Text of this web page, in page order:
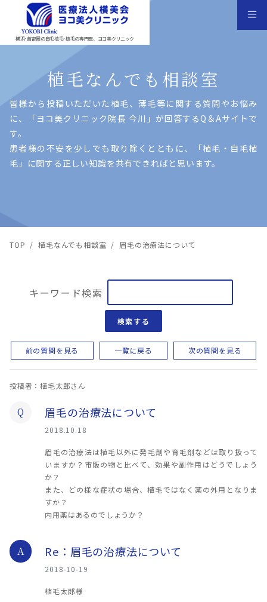
横浜･首都圏の自毛植毛･植毛の専門医、ヨコ美クリニック
植毛なんでも相談室
皆様から投稿いただいた植⽑、薄⽑等に関する質問やお悩み
に、「ヨコ美クリニック院⻑ 今川」が回答するQ＆Aサイトで
す。
患者様の不安を少しでも取り除くとともに、「植⽑・⾃⽑植
⽑」に関する正しい知識を共有できればと思います。
TOP / 植毛なんでも相談室 / 眉毛の治療法について
キーワード検索
検索する
前の質問を見る 一覧に戻る 次の質問を見る
投稿者：植毛太郎さん
Q 眉毛の治療法について
2018.10.18
眉毛の治療法は植毛以外に発毛剤や育毛剤などは取り扱って
いますか？市販の物と比べて、効果や副作用はどうでしょう
か？
また、どの様な症状の場合、植毛ではなく薬の外用となりま
すか？
内用薬はあるのでしょうか？
A Re：眉毛の治療法について
2018-10-19
植毛太郎様